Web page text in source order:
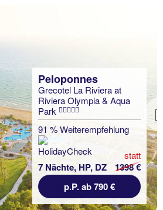
Peloponnes
Grecotel La Riviera at
Riviera Olympia & Aqua
Park
91 % Weiterempfehlung
7 Nächte, HP, DZ
statt
1398 €
p.P. ab 790 €